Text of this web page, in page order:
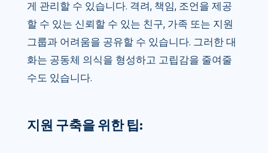
게 관리할 수 있습니다. 격려, 책임, 조언을 제공
할 수 있는 신뢰할 수 있는 친구, 가족 또는 지원
그룹과 어려움을 공유할 수 있습니다. 그러한 대
화는 공동체 의식을 형성하고 고립감을 줄여줄
수도 있습니다.
지원 구축을 위한 팁: